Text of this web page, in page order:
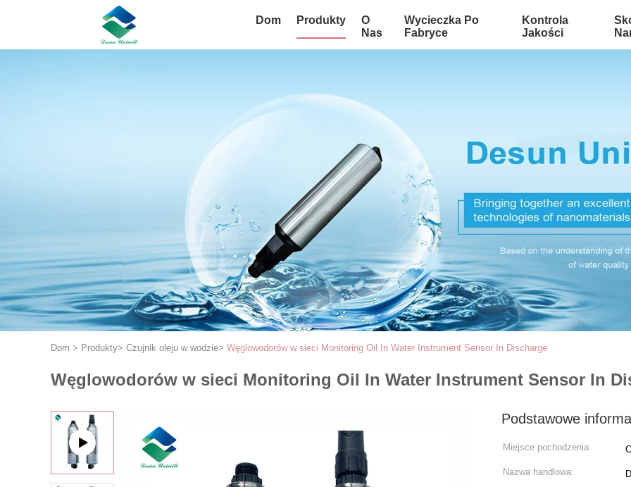
Dom Produkty
O
Nas
Wycieczka Po
Fabryce
Kontrola
Jakości
Dom > Produkty> Czujnik oleju w wodzie> Węglowodorów w sieci Monitoring Oil In Water Instrument Sensor In Discharge
Węglowodorów w sieci Monitoring Oil In Water Instrument Sensor In
Podstawowe
Miejsce pochodzenia:
Nazwa handlowa: